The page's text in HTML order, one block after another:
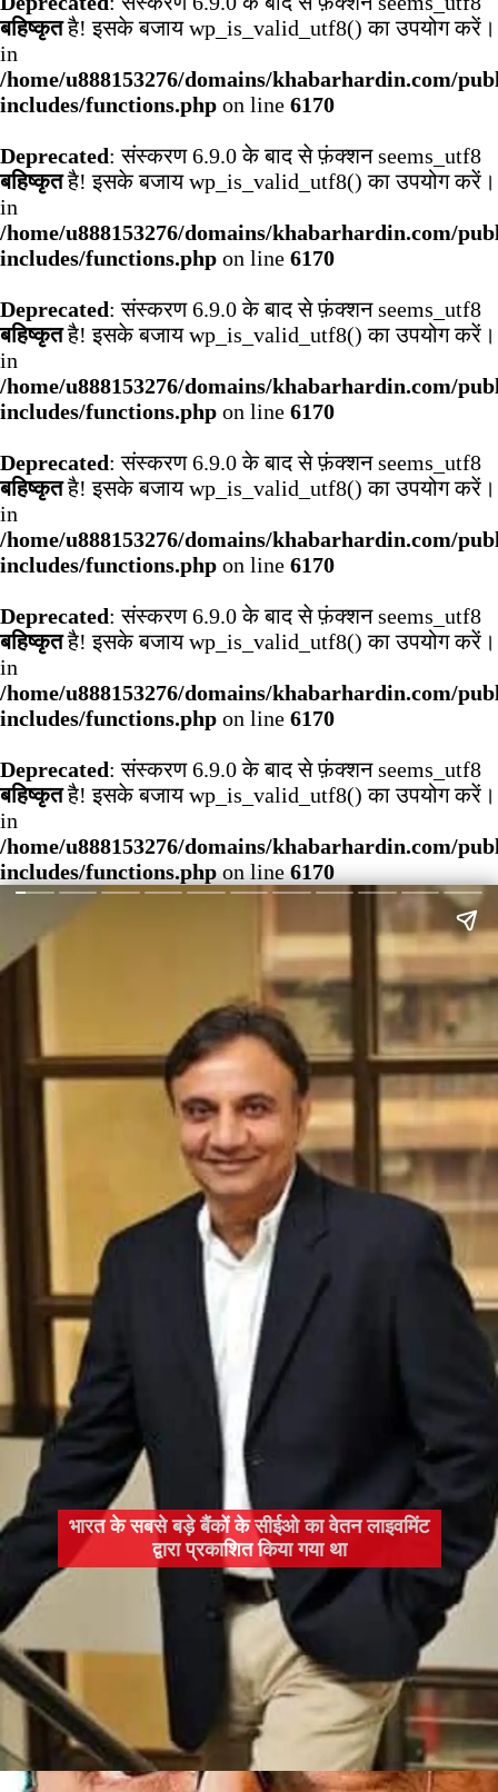
बहिष्कृतहै! इसके बजाय wp_is_valid_utf8() का उपयोग करें।
in
/home/u888153276/domains/khabarhardin.com/
includes/functions.php on line 6170
Deprecated: संस्करण 6.9.0 के बाद से फ़ंक्शन seems_utf8
बहिष्कृतहै! इसके बजाय wp_is_valid_utf8() का उपयोग करें।
in
/home/u888153276/domains/khabarhardin.com/
includes/functions.php on line 6170
Deprecated: संस्करण 6.9.0 के बाद से फ़ंक्शन seems_utf8
बहिष्कृतहै! इसके बजाय wp_is_valid_utf8() का उपयोग करें।
in
/home/u888153276/domains/khabarhardin.com/
includes/functions.php on line 6170
Deprecated: संस्करण 6.9.0 के बाद से फ़ंक्शन seems_utf8
बहिष्कृतहै! इसके बजाय wp_is_valid_utf8() का उपयोग करें।
in
/home/u888153276/domains/khabarhardin.com/
includes/functions.php on line 6170
Deprecated: संस्करण 6.9.0 के बाद से फ़ंक्शन seems_utf8
बहिष्कृतहै! इसके बजाय wp_is_valid_utf8() का उपयोग करें।
in
/home/u888153276/domains/khabarhardin.com/
includes/functions.php on line 6170
Deprecated: संस्करण 6.9.0 के बाद से फ़ंक्शन seems_utf8
बहिष्कृतहै! इसके बजाय wp_is_valid_utf8() का उपयोग करें।
in
/home/u888153276/domains/khabarhardin.com/
includes/functions.phpon line6170
भारत के सबसे बड़े बैंकों के सीईओ का वेतन लाइवमिंट
द्वारा प्रकाशित किया गया था